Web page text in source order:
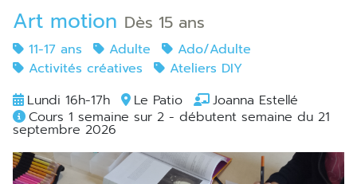
Art motion Dès 15 ans
11-17 ans Adulte
Ado/Adulte
Activités créatives
Ateliers DIY
Lundi 16h-17h
Le Patio
Joanna Estellé
Cours 1 semaine sur 2 - débutent semaine du 21
septembre 2026